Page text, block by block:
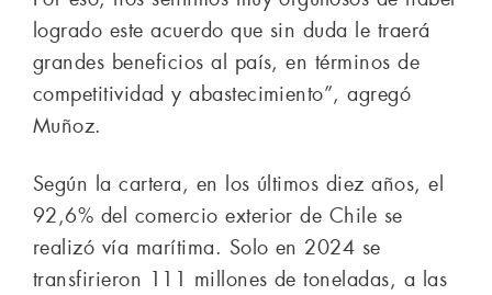
logrado este acuerdo que sin duda le traerá
grandes beneficios al país, en términos de
competitividad y abastecimiento”, agregó
Muñoz.
Según la cartera, en los últimos diez años, el
92,6% del comercio exterior de Chile se
realizó vía marítima. Solo en 2024 se
transfirieron 111 millones de toneladas, a las